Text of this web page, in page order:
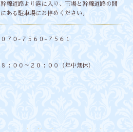
幹線道路より港に入り、市場と幹線道路の間
にある駐車場にお停めください。
０７０-７５６０-７５６１
８：００～２０：００（年中無休）